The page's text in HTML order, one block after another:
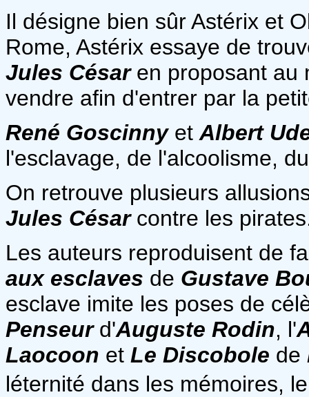
Il désigne bien sûr Astérix et
Rome, Astérix essaye de
Jules Césaren proposant au
vendre afin d'entrer par la
René Goscinnyet Albert
l'esclavage, de l'alcoolisme,
On retrouve plusieurs
Jules Césarcontre les
Les auteurs reproduisent de
aux esclaves de Gustave
esclave imite les poses de
Penseurd'Auguste Rodin, l'
Laocoon et Le Discobole de
léternité dans les mémoires,